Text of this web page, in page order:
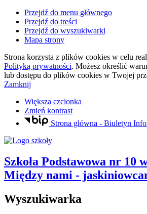
Przejdź do menu głównego
Przejdź do treści
Przejdź do wyszukiwarki
Mapa strony
Strona korzysta z plików cookies w celu
Polityką prywatności. Możesz określić
lub dostępu do plików cookies w Twojej
Zamknij
Większa czcionka
Zmień kontrast
Strona główna - Biuletyn
Szkoła Podstawowa nr 10
Między nami -
Wyszukiwarka